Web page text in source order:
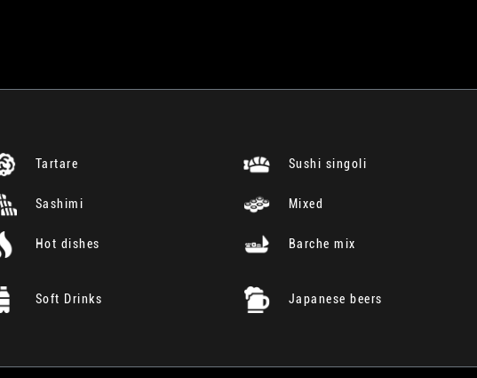
Tartare Sushi singoli
Sashimi Mixed
Hot dishes Barche mix
Soft Drinks Japanese beers